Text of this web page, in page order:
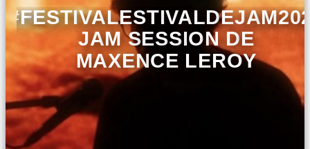
JAM SESSION DE
MAXENCE LEROY